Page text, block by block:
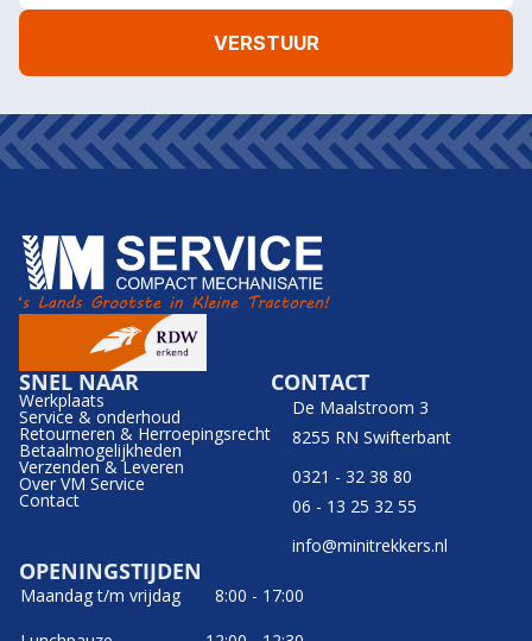
SNEL NAAR
Werkplaats
Service & onderhoud
Retourneren & Herroepingsrecht
Betaalmogelijkheden
Verzenden & Leveren
Over VM Service
Contact
CONTACT
De Maalstroom 3
8255 RN Swifterbant
0321 - 32 38 80
06 - 13 25 32 55
info@minitrekkers.nl
OPENINGSTIJDEN
Maandag t/m vrijdag
8:00 - 17:00